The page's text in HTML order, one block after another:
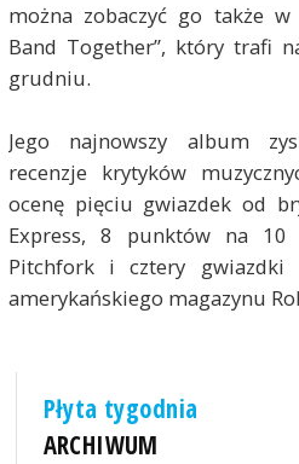
można zobaczyć go także
Band Together”, który trafi
grudniu.
Jego najnowszy album
recenzje krytyków
ocenę pięciu gwiazdek od
Express, 8 punktów na 10
Pitchfork i cztery
amerykańskiego magazynu
Płyta tygodnia
ARCHIWUM